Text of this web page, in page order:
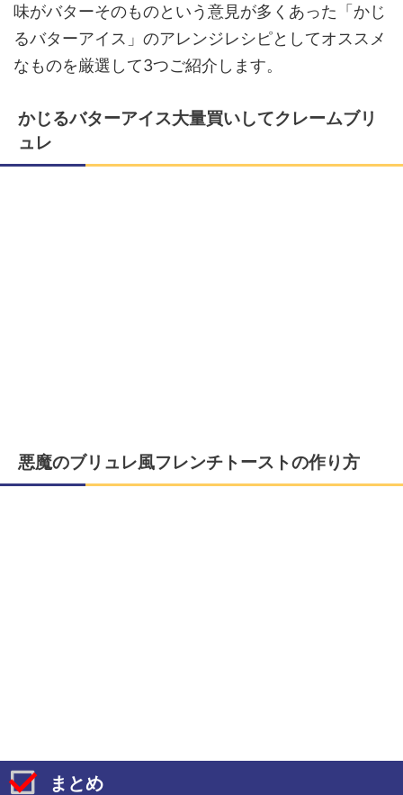
味がバターそのものという意見が多くあった「かじ
るバターアイス」のアレンジレシピとしてオススメ
なものを厳選して3つご紹介します。
かじるバターアイス大量買いしてクレームブリ
ュレ
悪魔のブリュレ風フレンチトーストの作り方
まとめ